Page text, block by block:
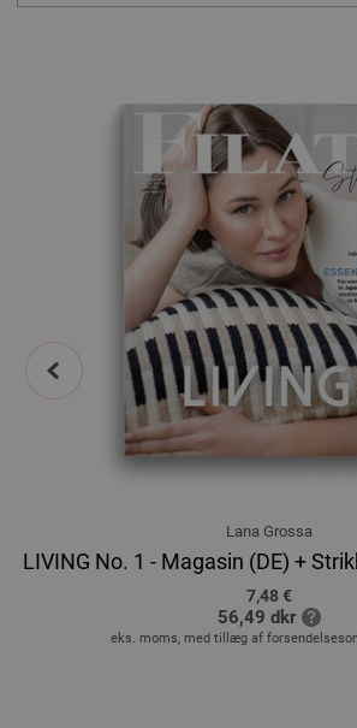
Lana Grossa
LIVING No. 1 - Magasin (DE) +
7,48 €
56,49 dkr
eks. moms, med tillæg af
prev